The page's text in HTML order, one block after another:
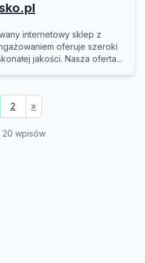
internetowy sklep z
oferuje szeroki
jakości. Nasza oferta...
2 »
20 wpisów